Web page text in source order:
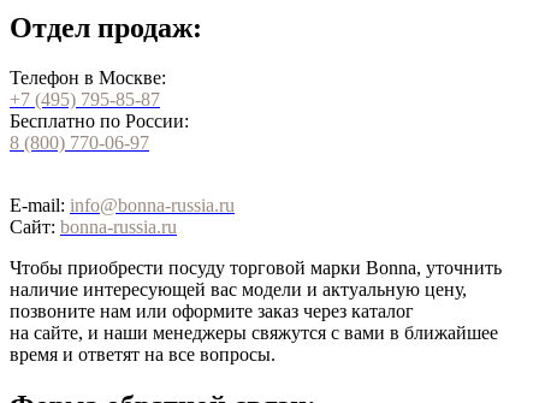
Отдел продаж:
Телефон в Москве:
+7 (495) 795-85-87
Бесплатно по России:
8 (800) 770-06-97
E-mail: info@bonna-russia.ru
Сайт: bonna-russia.ru
Чтобы приобрести посуду торговой марки Bonna, уточнить
наличие интересующей вас модели и актуальную цену,
позвоните нам или оформите заказ через каталог
на сайте, и наши менеджеры свяжутся с вами в ближайшее
время и ответят на все вопросы.